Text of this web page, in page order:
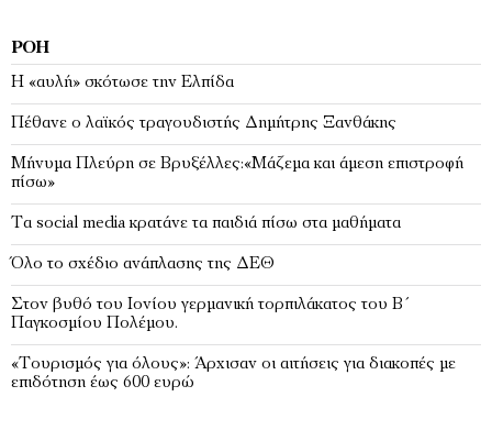
ΡΟΉ
Η «αυλή» σκότωσε την Ελπίδα
Πέθανε ο λαϊκός τραγουδιστής Δημήτρης Ξανθάκης
Μήνυμα Πλεύρη σε Βρυξέλλες:«Μάζεμα και άμεση επιστροφή
πίσω»
Τα social media κρατάνε τα παιδιά πίσω στα μαθήματα
Όλο το σχέδιο ανάπλασης της ΔΕΘ
Στον βυθό του Ιονίου γερμανική τορπιλάκατος του Β΄
Παγκοσμίου Πολέμου.
«Τουρισμός για όλους»: Άρχισαν οι αιτήσεις για διακοπές με
επιδότηση έως 600 ευρώ